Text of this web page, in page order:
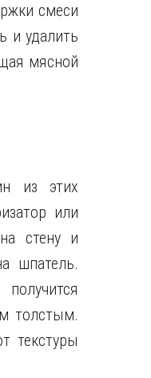
смеси
и удалить
мясной
из этих
или
стену и
шпатель.
толстым.
текстуры